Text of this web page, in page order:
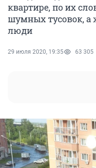
квартире, по их
шумных тусовок, а
люди
29 июля 2020, 19:35 63 305